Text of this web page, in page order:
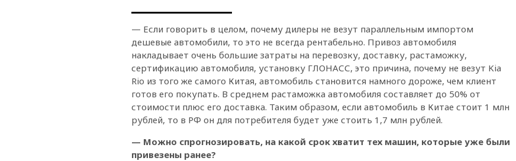
собрала в мировом прокате
свыше $1 млрд
02:22
Собянин сообщил о
высоких темпах строительства
недвижимости в Москве
01:20Россиянин в среднем
съедает несколько арбузов за
сезон
00:25В Красноярском крае
— Если говорить в целом, почему дилеры не везут параллельным импортом
дешевые автомобили, то это не всегда рентабельно. Привоз автомобиля
накладывает очень большие затраты на перевозку, доставку, растаможку,
сертификацию автомобиля, установку ГЛОНАСС, это причина, почему не везут Kia
Rio из того же самого Китая, автомобиль становится намного дороже, чем клиент
готов его покупать. В среднем растаможка автомобиля составляет до 50% от
стоимости плюс его доставка. Таким образом, если автомобиль в Китае стоит 1 млн
рублей, то в РФ он для потребителя будет уже стоить 1,7 млн рублей.
— Можно спрогнозировать, на какой срок хватит тех машин, которые уже были
привезены ранее?